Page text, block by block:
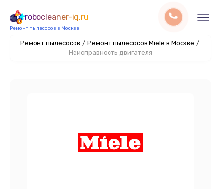
robocleaner-iq.ru
Ремонт пылесосов в Москве
Ремонт пылесосов / Ремонт пылесосов Miele в Москве /
Неисправность двигателя